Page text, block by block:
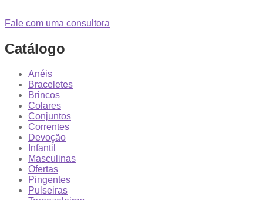
Fale com uma consultora
Catálogo
Anéis
Braceletes
Brincos
Colares
Conjuntos
Correntes
Devoção
Infantil
Masculinas
Ofertas
Pingentes
Pulseiras